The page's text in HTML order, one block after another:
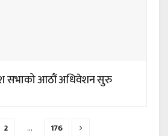
सभाको आठौं अधिवेशन सुरु
2 … 176